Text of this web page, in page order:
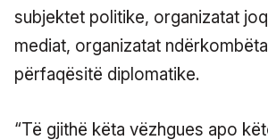
subjektet politike, organizatat
mediat, organizatat
përfaqësitë diplomatike.
“Të gjithë këta vëzhgues apo